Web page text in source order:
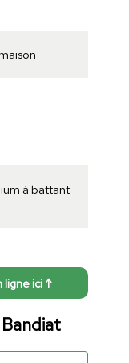
à battant
ligne ici ↑